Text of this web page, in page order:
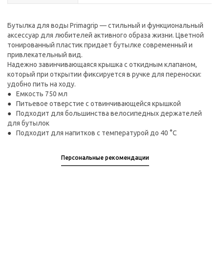
Бутылка для воды Primagrip — стильный и функциональный
аксессуар для любителей активного образа жизни. Цветной
тонированный пластик придает бутылке современный и
привлекательный вид.
Надежно завинчивающаяся крышка с откидным клапаном,
который при открытии фиксируется в ручке для переноски:
удобно пить на ходу.
Емкость 750 мл
Питьевое отверстие с отвинчивающейся крышкой
Подходит для большинства велосипедных держателей
для бутылок
Подходит для напитков с температурой до 40 °C
Персональные рекомендации